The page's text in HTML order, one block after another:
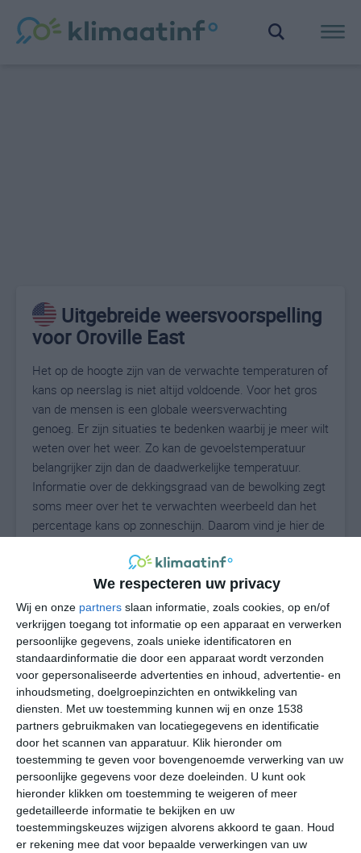
We respecteren uw privacy
Wij en onze partners slaan informatie, zoals cookies, op en/of
verkrijgen toegang tot informatie op een apparaat en verwerken
persoonlijke gegevens, zoals unieke identificatoren en
standaardinformatie die door een apparaat wordt verzonden
voor gepersonaliseerde advertenties en inhoud, advertentie- en
inhoudsmeting, doelgroepinzichten en ontwikkeling van
diensten.
Met uw toestemming kunnen wij en onze 1538
partners gebruikmaken van locatiegegevens en identificatie
door het scannen van apparatuur. Klik hieronder om
toestemming te geven voor bovengenoemde verwerking van uw
persoonlijke gegevens voor deze doeleinden. U kunt ook
hieronder klikken om toestemming te weigeren of meer
gedetailleerde informatie te bekijken en uw
toestemmingskeuzes wijzigen alvorens akkoord te gaan.
Houd
er rekening mee dat voor bepaalde verwerkingen van uw
Uitgebreide weersvoorspelling
voor Oroville East
Het op de hoogte zijn van de verwachte temperaturen of
kans op neerslag is niet altijd voldoende. Voor het gros
van de mensen is een globale weersverwachting
genoeg. Er zijn situaties te bedenken waarbij je meer wilt
weten over het weer. Zo kan de gevoelstemperatuur
belangrijker zijn dan de daadwerkelijke temperatuur.
Informatie over de dekkingsgraad van de bewolking zegt
soms meer over het te verwachten weerbeeld dan het
percentage kans op zonneschijn. Daarom vind je hier de
29°C
do
37° 20°
vr
39° 23°
za
39° 25°
zo
38° 26° 36°
35°C 35°C 30°C 27°C 26°C